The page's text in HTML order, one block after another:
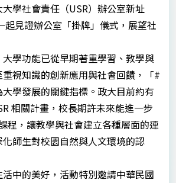
學社會責任（USR）辦公室新址
見證辦公室「掛牌」儀式，展望社
學功能已從早期著重學習、教學與
視知識的創新應用與社會回饋，「#
學發展的關鍵指標。政大目前約有
相關計畫，校長期許未來能進一步
程，讓教學與社會建立各種層面的連
師生對校園自然與人文環境的認
中的美好，活動特別邀請中華民國